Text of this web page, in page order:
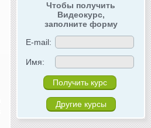
Чтобы получить
Видеокурс,
заполните форму
E-mail:
Имя:
Другие курсы